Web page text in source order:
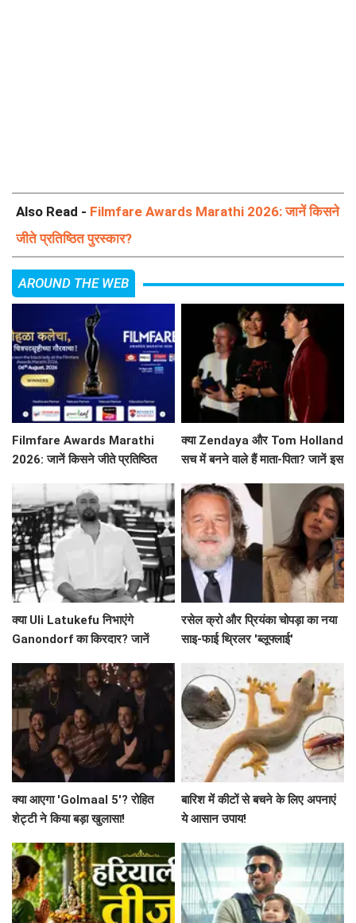
Also Read - Filmfare Awards Marathi 2026: जानें किसने
जीते प्रतिष्ठित पुरस्कार?
AROUND THE WEB
Filmfare Awards Marathi
2026: जानें किसने जीते प्रतिष्ठित
क्या Zendaya और Tom Holland
सच में बनने वाले हैं माता-पिता? जानें इस
क्या Uli Latukefu निभाएंगे
Ganondorf का किरदार? जानें
रसेल क्रो और प्रियंका चोपड़ा का नया
साइ-फाई थ्रिलर 'ब्लूफ्लाई'
क्या आएगा 'Golmaal 5'? रोहित
शेट्टी ने किया बड़ा खुलासा!
बारिश में कीटों से बचने के लिए अपनाएं
ये आसान उपाय!